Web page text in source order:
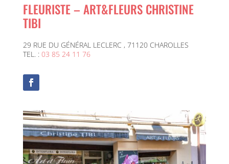
FLEURISTE – ART&FLEURS CHRISTINE
TIBI
29 RUE DU GÉNÉRAL LECLERC , 71120 CHAROLLES
TEL. : 03 85 24 11 76